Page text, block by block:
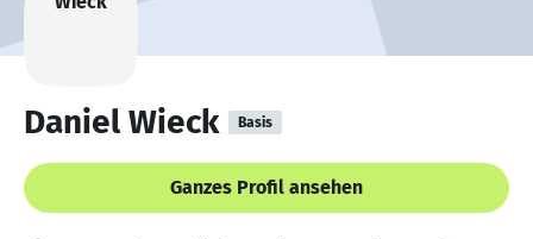
Daniel Wieck Basis
Ganzes Profil ansehen